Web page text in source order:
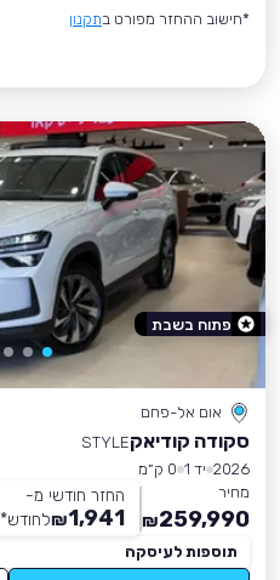
*חישוב ההחזר מפורט בתקנון
אום אל-פחם
סקודה קודיאקSTYLE
2026 יד 1
0 ק״מ
מחיר
259,990
₪
החזר חודשי מ-
1,941
₪לחודש*
תוספות לעיסקה
פתוח בשבת